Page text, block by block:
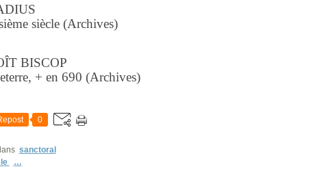
siècle (Archives)
BISCOP
+ en 690 (Archives)
0
sanctoral
…